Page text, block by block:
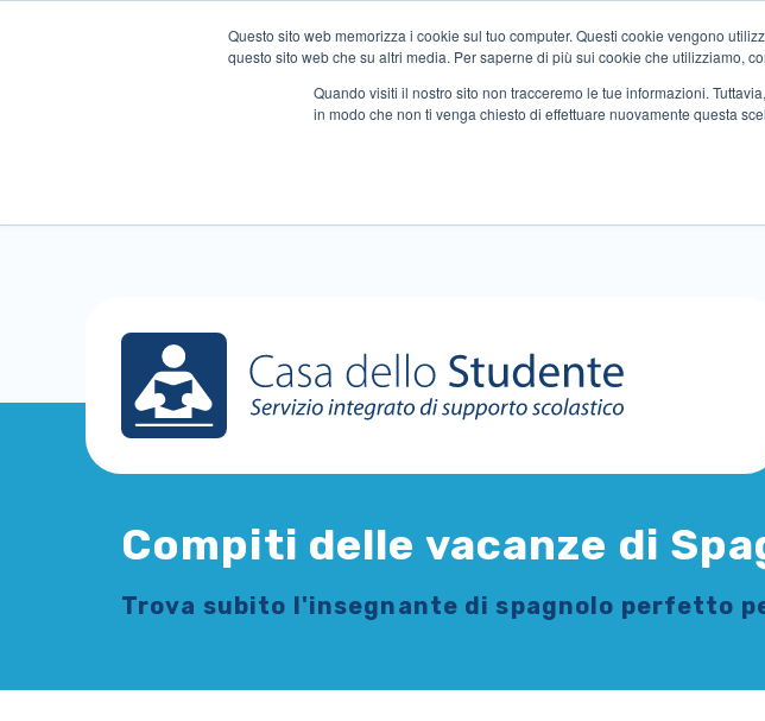
Questo sito web memorizza i cookie sul tuo computer. Questi cookie vengono
questo sito web che su altri media. Per saperne di più sui cookie che utilizziamo,
Quando visiti il ​​nostro sito non tracceremo le tue informazioni.
in modo che non ti venga chiesto di effettuare nuovamente questa
Compiti delle vacanze di
Trova subito l'insegnante di spagnolo perfetto